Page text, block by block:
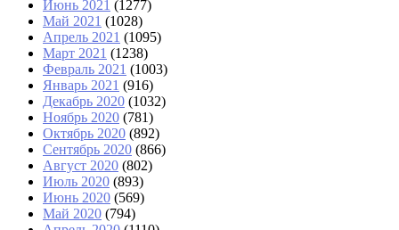
Июнь 2021 (1277)
Май 2021 (1028)
Апрель 2021 (1095)
Март 2021 (1238)
Февраль 2021 (1003)
Январь 2021 (916)
Декабрь 2020 (1032)
Ноябрь 2020 (781)
Октябрь 2020 (892)
Сентябрь 2020 (866)
Август 2020 (802)
Июль 2020 (893)
Июнь 2020 (569)
Май 2020 (794)